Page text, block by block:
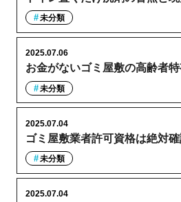
未分類
お金がないゴミ屋敷の高齢者
2025.07.06
未分類
ゴミ屋敷業者許可資格は絶対
2025.07.04
未分類
2025.07.04